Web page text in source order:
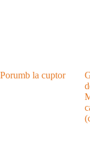
Porumb la cuptor